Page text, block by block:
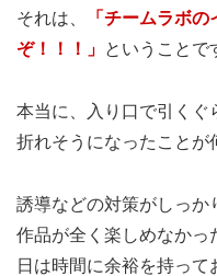
それは、
「チームラボ
ぞ！！！」 ということで
本当に、入り口で引くぐ
折れそうになったことが
誘導などの対策がしっか
作品が全く楽しめなかっ
日は時間に余裕を持っ